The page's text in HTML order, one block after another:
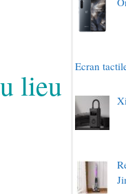
lieu
Ecran